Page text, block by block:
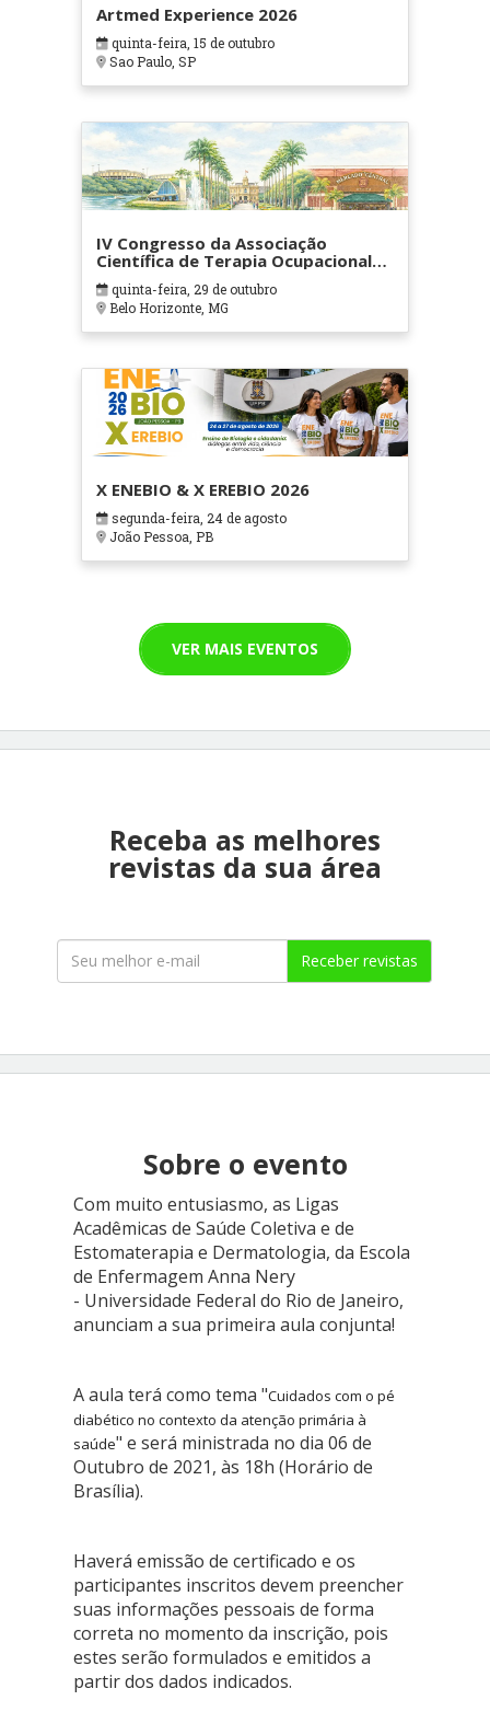
Artmed Experience 2026
quinta-feira, 15 de outubro
Sao Paulo, SP
IV Congresso da Associação
Científica de Terapia Ocupacional
em Contextos Hospitalares e
Cuidados Paliativos - ATOHOSP
quinta-feira, 29 de outubro
Belo Horizonte, MG
X ENEBIO & X EREBIO 2026
segunda-feira, 24 de agosto
João Pessoa, PB
VER MAIS EVENTOS
Receba as melhores
revistas da sua área
Receber revistas
Sobre o evento
Com muito entusiasmo, as Ligas
Acadêmicas de Saúde Coletiva e de
Estomaterapia e Dermatologia, da Escola
de Enfermagem Anna Nery
- Universidade Federal do Rio de Janeiro,
anunciam a sua primeira aula conjunta!
A aula terá como tema "Cuidados com o pé
diabético no contexto da atenção primária à
saúde" e será ministrada no dia 06 de
Outubro de 2021, às 18h (Horário de
Brasília).
Haverá emissão de certificado e os
participantes inscritos devem preencher
suas informações pessoais de forma
correta no momento da inscrição, pois
estes serão formulados e emitidos a
partir dos dados indicados.